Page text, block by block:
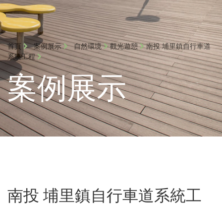
首頁 案例展示 自然環境 觀光遊憩
南投 埔里鎮自行車道
系統工程
案例展示
南投 埔里鎮自行車道系統工